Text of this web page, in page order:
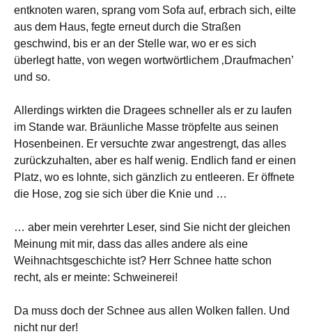
entknoten waren, sprang vom Sofa auf, erbrach sich, eilte
aus dem Haus, fegte erneut durch die Straßen
geschwind, bis er an der Stelle war, wo er es sich
überlegt hatte, von wegen wortwörtlichem ‚Draufmachen’
und so.
Allerdings wirkten die Dragees schneller als er zu laufen
im Stande war. Bräunliche Masse tröpfelte aus seinen
Hosenbeinen. Er versuchte zwar angestrengt, das alles
zurückzuhalten, aber es half wenig. Endlich fand er einen
Platz, wo es lohnte, sich gänzlich zu entleeren. Er öffnete
die Hose, zog sie sich über die Knie und …
… aber mein verehrter Leser, sind Sie nicht der gleichen
Meinung mit mir, dass das alles andere als eine
Weihnachtsgeschichte ist? Herr Schnee hatte schon
recht, als er meinte: Schweinerei!
Da muss doch der Schnee aus allen Wolken fallen. Und
nicht nur der!